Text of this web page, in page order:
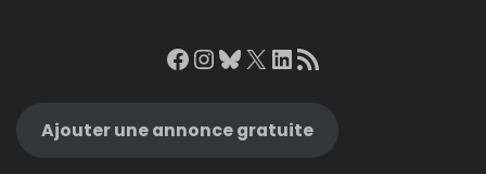
Facebook
Instagram
Bluesky
X LinkedIn
RSS Feed
Ajouter une annonce gratuite